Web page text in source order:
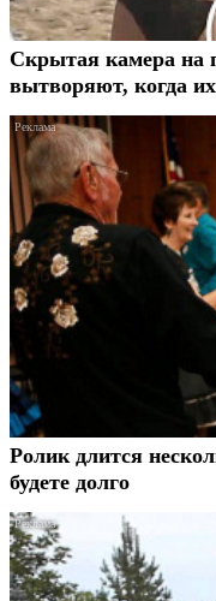
Скрытая камера
вытворяют, когда
Ролик длится
будете долго